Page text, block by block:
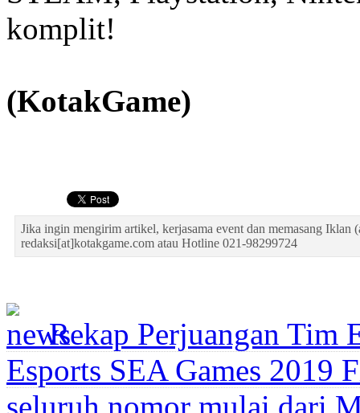
komplit!
(KotakGame)
Jika ingin mengirim artikel, kerjasama event dan memasang Iklan
redaksi[at]kotakgame.com atau Hotline 021-98299724
Rekap Perjuangan Tim
Esports SEA Games 2019
seluruh nomor mulai dari